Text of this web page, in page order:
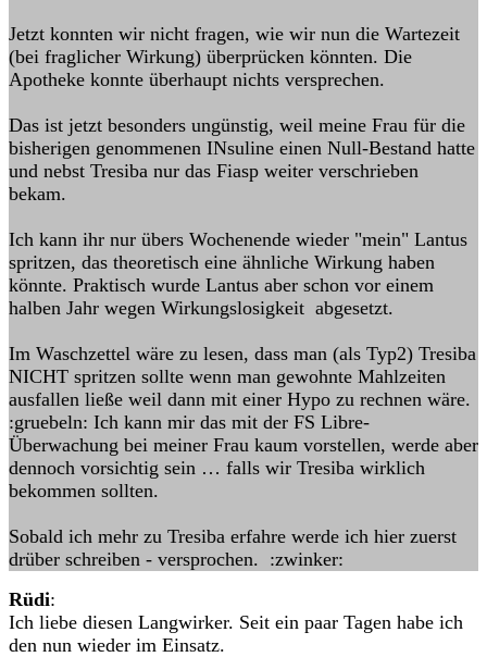
Jetzt konnten wir nicht fragen, wie wir nun die Wartezeit
(bei fraglicher Wirkung) überprücken könnten. Die
Apotheke konnte überhaupt nichts versprechen.
Das ist jetzt besonders ungünstig, weil meine Frau für die
bisherigen genommenen INsuline einen Null-Bestand hatte
und nebst Tresiba nur das Fiasp weiter verschrieben
bekam.
Ich kann ihr nur übers Wochenende wieder "mein" Lantus
spritzen, das theoretisch eine ähnliche Wirkung haben
könnte. Praktisch wurde Lantus aber schon vor einem
halben Jahr wegen Wirkungslosigkeit abgesetzt.
Im Waschzettel wäre zu lesen, dass man (als Typ2) Tresiba
NICHT spritzen sollte wenn man gewohnte Mahlzeiten
ausfallen ließe weil dann mit einer Hypo zu rechnen wäre.
:gruebeln: Ich kann mir das mit der FS Libre-
Überwachung bei meiner Frau kaum vorstellen, werde aber
dennoch vorsichtig sein … falls wir Tresiba wirklich
bekommen sollten.
Sobald ich mehr zu Tresiba erfahre werde ich hier zuerst
drüber schreiben - versprochen. :zwinker:
Rüdi:
Ich liebe diesen Langwirker. Seit ein paar Tagen habe ich
den nun wieder im Einsatz.